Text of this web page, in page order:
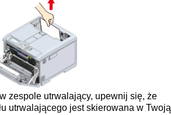
zespole utrwalający, upewnij się, że
utrwalającego jest skierowana w Twoją